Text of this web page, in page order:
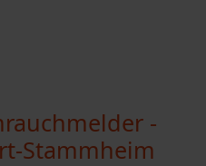
-
Stammheim